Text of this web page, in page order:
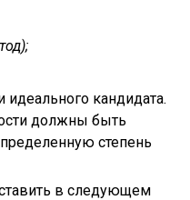
кандидата.
должны быть
степень
в следующем